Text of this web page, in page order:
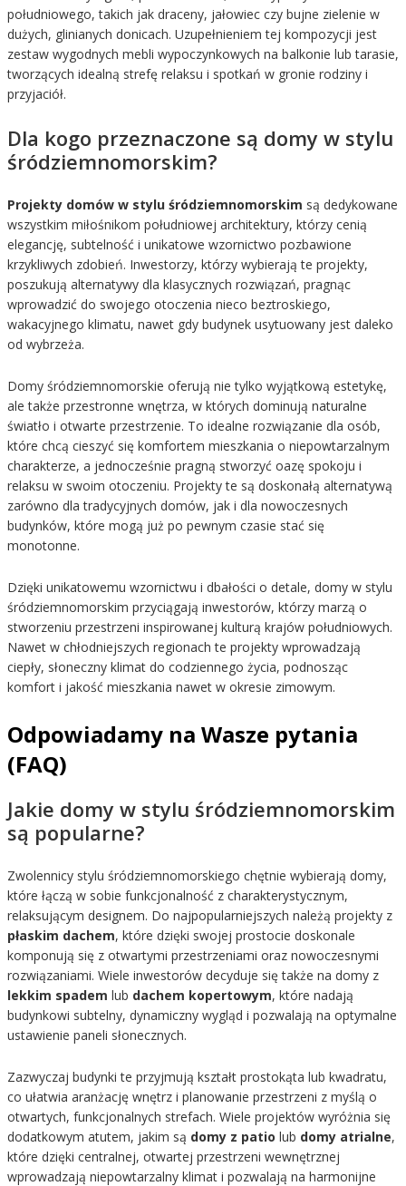
południowego, takich jak draceny, jałowiec czy bujne zielenie w
dużych, glinianych donicach. Uzupełnieniem tej kompozycji jest
zestaw wygodnych mebli wypoczynkowych na balkonie lub tarasie,
tworzących idealną strefę relaksu i spotkań w gronie rodziny i
przyjaciół.
Dla kogo przeznaczone są domy w stylu
śródziemnomorskim?
Projekty domów w stylu śródziemnomorskim są dedykowane
wszystkim miłośnikom południowej architektury, którzy cenią
elegancję, subtelność i unikatowe wzornictwo pozbawione
krzykliwych zdobień. Inwestorzy, którzy wybierają te projekty,
poszukują alternatywy dla klasycznych rozwiązań, pragnąc
wprowadzić do swojego otoczenia nieco beztroskiego,
wakacyjnego klimatu, nawet gdy budynek usytuowany jest daleko
od wybrzeża.
Domy śródziemnomorskie oferują nie tylko wyjątkową estetykę,
ale także przestronne wnętrza, w których dominują naturalne
światło i otwarte przestrzenie. To idealne rozwiązanie dla osób,
które chcą cieszyć się komfortem mieszkania o niepowtarzalnym
charakterze, a jednocześnie pragną stworzyć oazę spokoju i
relaksu w swoim otoczeniu. Projekty te są doskonałą alternatywą
zarówno dla tradycyjnych domów, jak i dla nowoczesnych
budynków, które mogą już po pewnym czasie stać się
monotonne.
Dzięki unikatowemu wzornictwu i dbałości o detale, domy w stylu
śródziemnomorskim przyciągają inwestorów, którzy marzą o
stworzeniu przestrzeni inspirowanej kulturą krajów południowych.
Nawet w chłodniejszych regionach te projekty wprowadzają
ciepły, słoneczny klimat do codziennego życia, podnosząc
komfort i jakość mieszkania nawet w okresie zimowym.
Odpowiadamy na Wasze pytania
(FAQ)
Jakie domy w stylu śródziemnomorskim
są popularne?
Zwolennicy stylu śródziemnomorskiego chętnie wybierają domy,
które łączą w sobie funkcjonalność z charakterystycznym,
relaksującym designem. Do najpopularniejszych należą projekty z
płaskim dachem, które dzięki swojej prostocie doskonale
komponują się z otwartymi przestrzeniami oraz nowoczesnymi
rozwiązaniami. Wiele inwestorów decyduje się także na domy z
lekkim spadem lub dachem kopertowym, które nadają
budynkowi subtelny, dynamiczny wygląd i pozwalają na optymalne
ustawienie paneli słonecznych.
Zazwyczaj budynki te przyjmują kształt prostokąta lub kwadratu,
co ułatwia aranżację wnętrz i planowanie przestrzeni z myślą o
otwartych, funkcjonalnych strefach. Wiele projektów wyróżnia się
dodatkowym atutem, jakim są domy z patio lub domy atrialne,
które dzięki centralnej, otwartej przestrzeni wewnętrznej
wprowadzają niepowtarzalny klimat i pozwalają na harmonijne